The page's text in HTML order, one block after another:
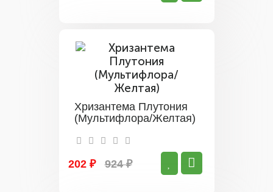
Хризантема Плутония
(Мультифлора/Желтая)
202 ₽ 924 ₽